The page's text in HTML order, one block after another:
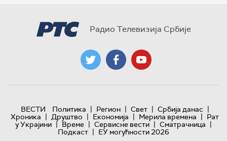
Радио Телевизија Србије
ВЕСТИ Политика | Регион | Свет | Србија данас |
Хроника | Друштво | Економија | Мерила времена | Рат
у Украјини | Време | Сервисне вести | Сматрачница |
Подкаст | ЕУ могућности 2026